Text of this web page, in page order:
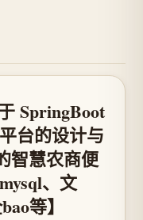
SpringBoot
台的设计与
智慧农商便
、文
等】